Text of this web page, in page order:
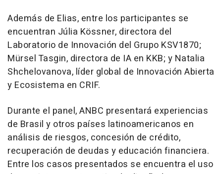
Además de Elias, entre los participantes se
encuentran Júlia Kössner, directora del
Laboratorio de Innovación del Grupo KSV1870;
Mürsel Tasgin, directora de IA en KKB; y Natalia
Shchelovanova, líder global de Innovación Abierta
y Ecosistema en CRIF.
Durante el panel, ANBC presentará experiencias
de Brasil y otros países latinoamericanos en
análisis de riesgos, concesión de crédito,
recuperación de deudas y educación financiera.
Entre los casos presentados se encuentra el uso